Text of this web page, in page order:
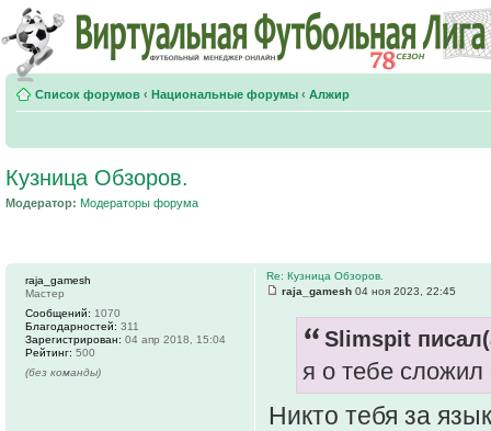
Список форумов ‹ Национальные форумы ‹ Алжир
Кузница Обзоров.
Модератор: Модераторы форума
Re: Кузница Обзоров.
raja_gamesh 04 ноя 2023, 22:45
Slimspit
я о тебе сложил
Никто тебя за
raja_gamesh
Мастер
Сообщений: 1070
Благодарностей: 311
Зарегистрирован: 04 апр 2018, 15:04
Рейтинг: 500
(без команды)